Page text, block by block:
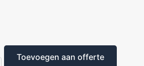
Toevoegen aan offerte